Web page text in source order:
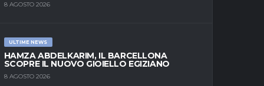
8 AGOSTO 2026
ULTIME NEWS
HAMZA ABDELKARIM, IL BARCELLONA
SCOPRE IL NUOVO GIOIELLO EGIZIANO
8 AGOSTO 2026